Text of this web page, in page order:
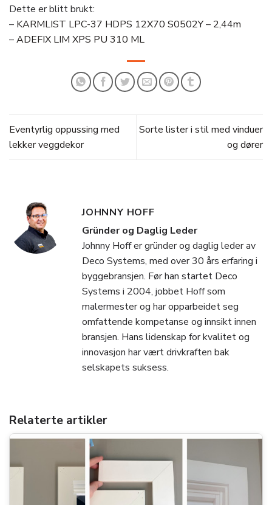
Dette er blitt brukt:
– KARMLIST LPC-37 HDPS 12X70 S0502Y – 2,44m
–ADEFIX LIM XPS PU 310 ML
Eventyrlig oppussing med
lekker veggdekor
Sorte lister i stil med vinduer
og dører
JOHNNY HOFF
Gründer og Daglig Leder
Johnny Hoff er gründer og daglig leder av
Deco Systems, med over 30 års erfaring i
byggebransjen. Før han startet Deco
Systems i 2004, jobbet Hoff som
malermester og har opparbeidet seg
omfattende kompetanse og innsikt innen
bransjen. Hans lidenskap for kvalitet og
innovasjon har vært drivkraften bak
selskapets suksess.
Relaterte artikler